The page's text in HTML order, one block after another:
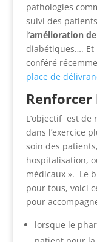
pathologies
suivi des
l’amélioration de
diabétiques…. Et
conféré
place de
L’objectif est de
dans l’exercice
soin des
hospitalisation,
médicaux ». Le
pour tous, voici
pour
lorsque le